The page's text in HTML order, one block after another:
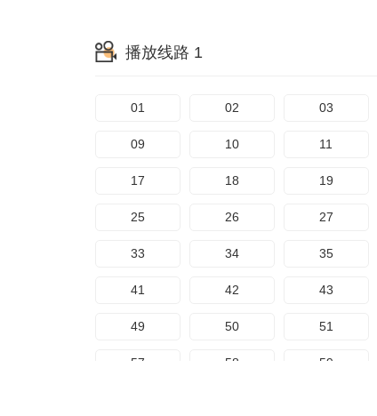
播放线路 1
01 02 03
09 10 11
17 18 19
25 26 27
33 34 35
41 42 43
49 50 51
57 58 59